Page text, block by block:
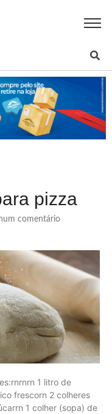
pizza
comentário
1 litro de
frescorn 2 colheres
1 colher (sopa) de